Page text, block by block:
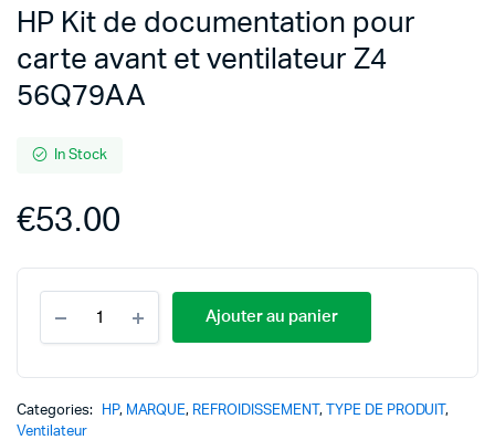
HP Kit de documentation pour
carte avant et ventilateur Z4
56Q79AA
In Stock
€53.00
Ajouter au panier
Categories: HP, MARQUE, REFROIDISSEMENT , TYPE DE PRODUIT,
Ventilateur